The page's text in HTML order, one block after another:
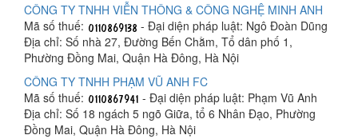
CÔNG TY TNHH VIỄN THÔNG & CÔNG NGHỆ MINH ANH
Mã số thuế:
- Đại diện pháp luật: Ngô Đoàn Dũng
Địa chỉ: Số nhà 27, Đường Bến Chằm, Tổ dân phố 1,
Phường Đồng Mai, Quận Hà Đông, Hà Nội
CÔNG TY TNHH PHẠM VŨ ANH FC
Mã số thuế:
- Đại diện pháp luật: Phạm Vũ Anh
Địa chỉ: Số 18 ngách 5 ngõ Giữa, tổ 6 Nhân Đạo, Phường
Đồng Mai, Quận Hà Đông, Hà Nội